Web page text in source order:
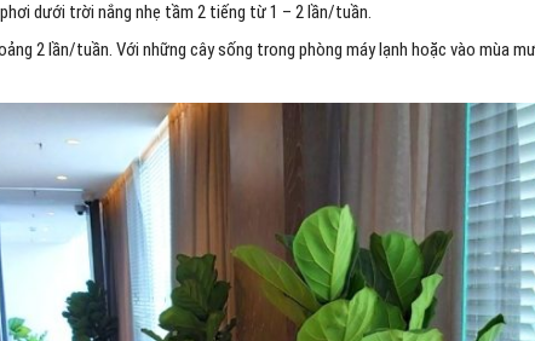
dưới trời nắng nhẹ tầm 2 tiếng từ 1 – 2 lần/tuần.
2 lần/tuần. Với những cây sống trong phòng máy lạnh hoặc vào mùa